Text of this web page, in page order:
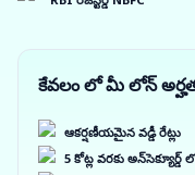
కేవలం లో మీ లోన్
ఆకర్షణీయమైన వడ్డీ రేట్లు
5 కోట్ల వరకు అన్‌సెక్యూర్డ్